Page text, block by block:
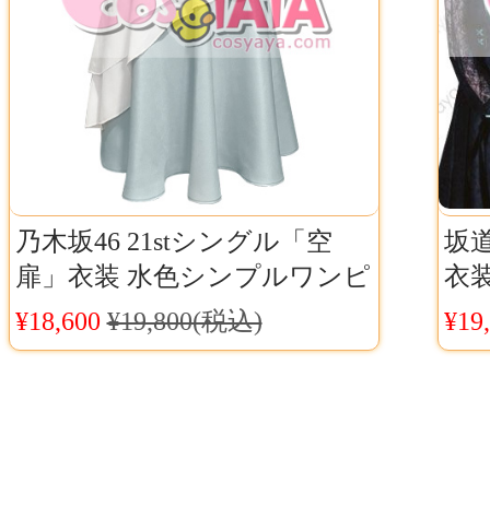
乃木坂46 21stシングル「空
扉」衣装 水色シンプルワンピ
ース オーダーメイド コスプ
レ アイドル服
¥18,600¥19,800(税込)
坂
衣
46
飛